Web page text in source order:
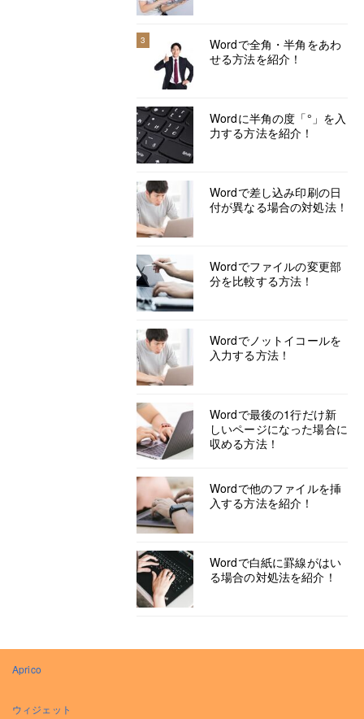
3
Wordで全角・半角をあわ
せる方法を紹介！
Wordに半角の度「°」を入
力する方法を紹介！
Wordで差し込み印刷の日
付が異なる場合の対処法！
Wordでファイルの変更部
分を比較する方法！
Wordでノットイコールを
入力する方法！
Wordで最後の1行だけ新
しいページになった場合に
収める方法！
Wordで他のファイルを挿
入する方法を紹介！
Wordで白紙に罫線がはい
る場合の対処法を紹介！
Aprico
ウィジェット